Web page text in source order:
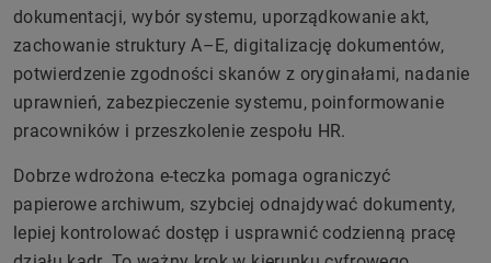
dokumentacji, wybór systemu, uporządkowanie akt,
zachowanie struktury A–E, digitalizację dokumentów,
potwierdzenie zgodności skanów z oryginałami, nadanie
uprawnień, zabezpieczenie systemu, poinformowanie
pracowników i przeszkolenie zespołu HR.
Dobrze wdrożona e-teczka pomaga ograniczyć
papierowe archiwum, szybciej odnajdywać dokumenty,
lepiej kontrolować dostęp i usprawnić codzienną pracę